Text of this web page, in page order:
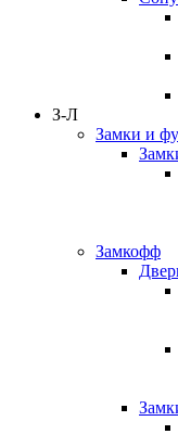
З-Л
Замки и
Замкофф